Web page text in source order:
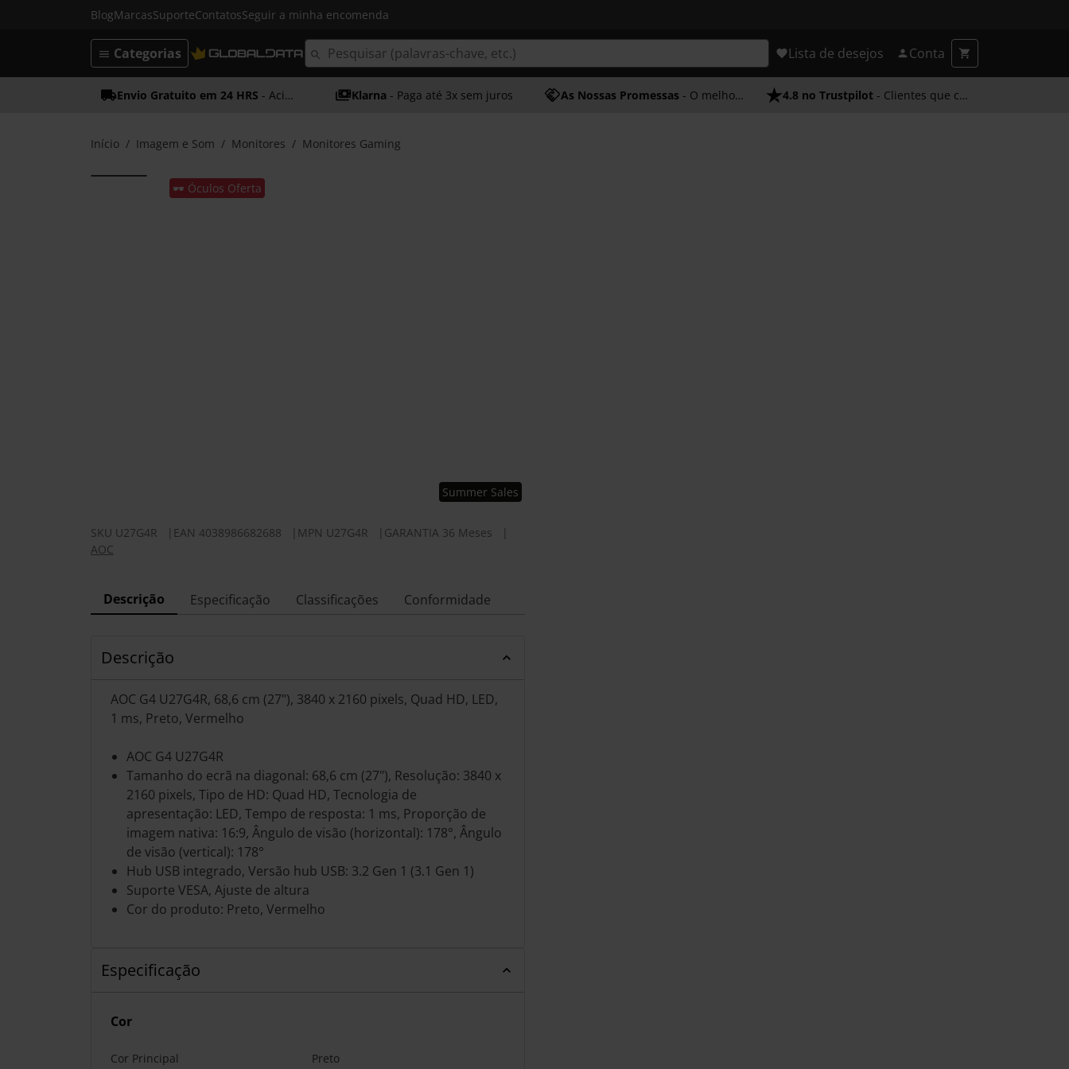
BlogMarcasSuporteContatosSeguir a minha encomenda
Lista de desejos Conta
Categorias
Envio Gratuito em 24 HRS - Acima dos 50€ Klarna - Paga até 3x sem juros As Nossas Promessas - O melhor atendimento 4.8 no Trustpilot - Clientes que confiam em nós
Início Imagem e Som Monitores Monitores Gaming
🕶️ Óculos Oferta
Summer Sales
SKU U27G4R EAN 4038986682688 MPN U27G4R GARANTIA 36 Meses
AOC
Descrição Especificação Classificações Conformidade
Descrição
AOC G4 U27G4R, 68,6 cm (27"), 3840 x 2160 pixels, Quad HD, LED,
1 ms, Preto, Vermelho
AOC G4 U27G4R
Tamanho do ecrã na diagonal: 68,6 cm (27"), Resolução: 3840 x
2160 pixels, Tipo de HD: Quad HD, Tecnologia de
apresentação: LED, Tempo de resposta: 1 ms, Proporção de
imagem nativa: 16:9, Ângulo de visão (horizontal): 178°, Ângulo
de visão (vertical): 178°
Hub USB integrado, Versão hub USB: 3.2 Gen 1 (3.1 Gen 1)
Suporte VESA, Ajuste de altura
Cor do produto: Preto, Vermelho
Especificação
Cor
Cor Principal Preto